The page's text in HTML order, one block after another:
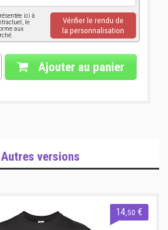
ici à
le
aux
Vérifier le rendu de
la personnalisation
Ajouter au panier
Autres versions
14 ,50 €